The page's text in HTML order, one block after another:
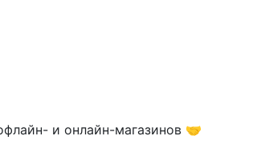
и онлайн-магазинов 🤝